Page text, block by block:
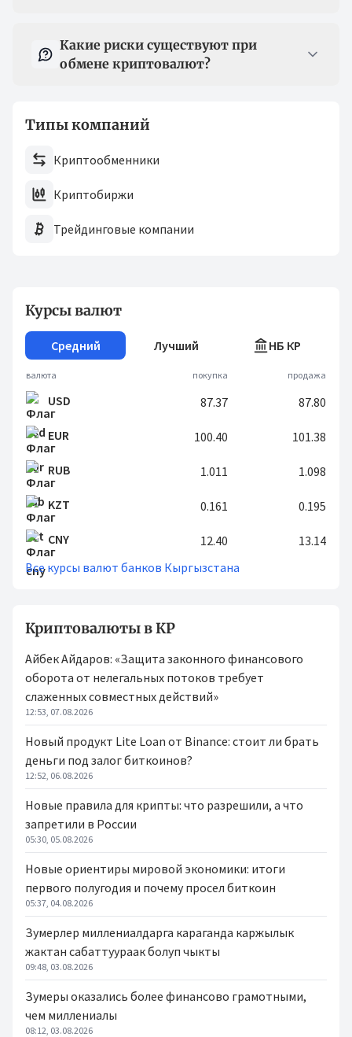
Какие риски существуют при
обмене криптовалют?
Типы компаний
Криптообменники
Криптобиржи
Трейдинговые компании
Курсы валют
Средний Лучший НБ КР
валюта покупка продажа
USD 87.37 87.80
EUR 100.40 101.38
RUB 1.011 1.098
KZT 0.161 0.195
CNY 12.40
13.14
Все курсы валют банков Кыргызстана
Криптовалюты в КР
Айбек Айдаров: «Защита законного финансового
оборота от нелегальных потоков требует
слаженных совместных действий»
12:53, 07.08.2026
Новый продукт Lite Loan от Binance: стоит ли брать
деньги под залог биткоинов?
12:52, 06.08.2026
Новые правила для крипты: что разрешили, а что
запретили в России
05:30, 05.08.2026
Новые ориентиры мировой экономики: итоги
первого полугодия и почему просел биткоин
05:37, 04.08.2026
Зумерлер миллениалдарга караганда каржылык
жактан сабаттуураак болуп чыкты
09:48, 03.08.2026
Зумеры оказались более финансово грамотными,
чем миллениалы
08:12, 03.08.2026